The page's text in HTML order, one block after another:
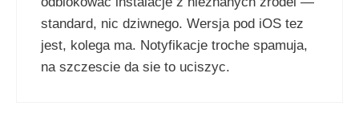
standard, nic dziwnego. Wersja pod iOS tez
jest, kolega ma. Notyfikacje troche spamuja,
na szczescie da sie to uciszyc.